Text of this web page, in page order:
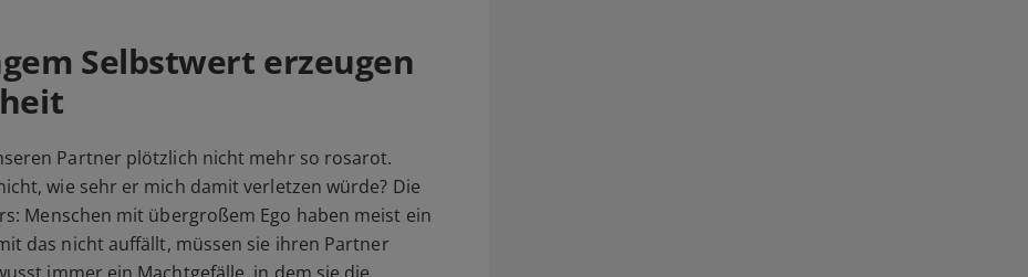
Selbstwert erzeugen
Partner plötzlich nicht mehr so rosarot.
wie sehr er mich damit verletzen würde? Die
Menschen mit übergroßem Ego haben meist ein
das nicht auffällt, müssen sie ihren Partner